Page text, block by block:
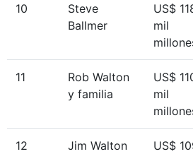
10
Steve
Ballmer
US$
mil
11
Rob Walton
y familia
US$
mil
12
Jim Walton
US$